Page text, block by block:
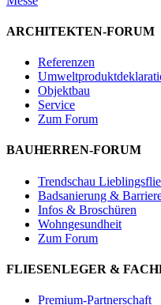
ARCHITEKTEN-FORUM
Referenzen
Objektbau
Service
Zum Forum
BAUHERREN-FORUM
Trendschau
Badsanierung &
Infos & Broschüren
Wohngesundheit
Zum Forum
FLIESENLEGER &
Premium-Partnerschaft